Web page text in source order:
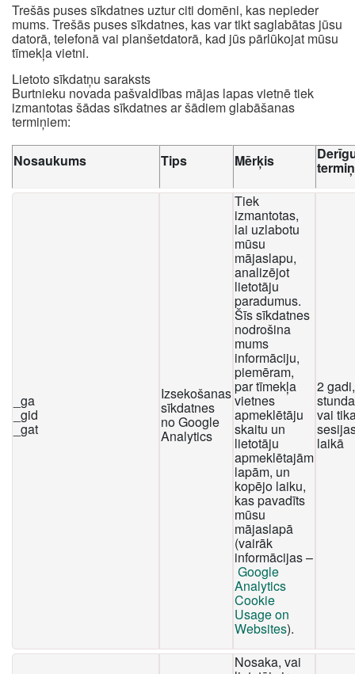
Trešās puses sīkdatnes uztur citi domēni, kas nepieder
mums. Trešās puses sīkdatnes, kas var tikt saglabātas jūsu
datorā, telefonā vai planšetdatorā, kad jūs pārlūkojat mūsu
tīmekļa vietni.
Lietoto sīkdatņu saraksts
Burtnieku novada pašvaldības mājas lapas vietnē tiek
izmantotas šādas sīkdatnes ar šādiem glabāšanas
termiņiem:
Nosaukums Tips Mērķis
_ga
_gid
_gat
Izsekošanas
sīkdatnes
no Google
Analytics
Tiek
izmantotas,
lai uzlabotu
mūsu
mājaslapu,
analizējot
lietotāju
paradumus.
Šīs sīkdatnes
nodrošina
mums
informāciju,
piemēram,
par tīmekļa
vietnes
apmeklētāju
skaitu un
lietotāju
apmeklētajām
lapām, un
kopējo laiku,
kas pavadīts
mūsu
mājaslapā
(vairāk
informācijas –
Google
Analytics
Cookie
Usage on
Websites).
2
vai
laikā
Nosaka, vai